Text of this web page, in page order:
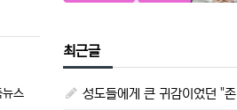
뉴스
최근글
성도들에게 큰 귀감이었던 "존 웨슬리", 회심 285 주년을 맞으며,